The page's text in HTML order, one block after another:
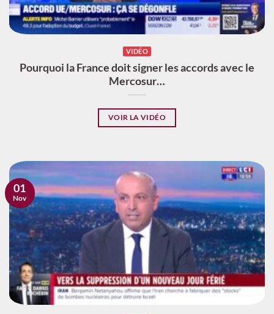
VIDÉO
Pourquoi la France doit signer les accords avec le
Mercosur…
VOIR LA VIDÉO
01
Nov